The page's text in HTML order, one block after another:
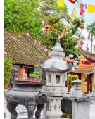
phố tại Nghị quyết
Hưởng ứng Ngày
dân phòng, chống
Quyết định Ban
tin cho báo chí của